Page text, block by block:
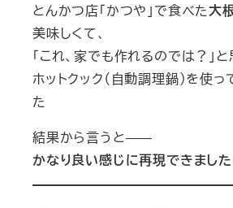
とんかつ店「かつや」で食べた大
美味しくて、
「これ、家でも作れるのでは？」と
ホットクック（自動調理鍋）を使
た
結果から言うと――
かなり良い感じに再現できました